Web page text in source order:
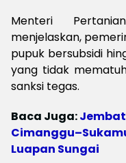
Menteri
menjelaskan,
pupuk bersubsidi
yang tidak
sanksi tegas.
Baca Juga:
Luapan Sungai